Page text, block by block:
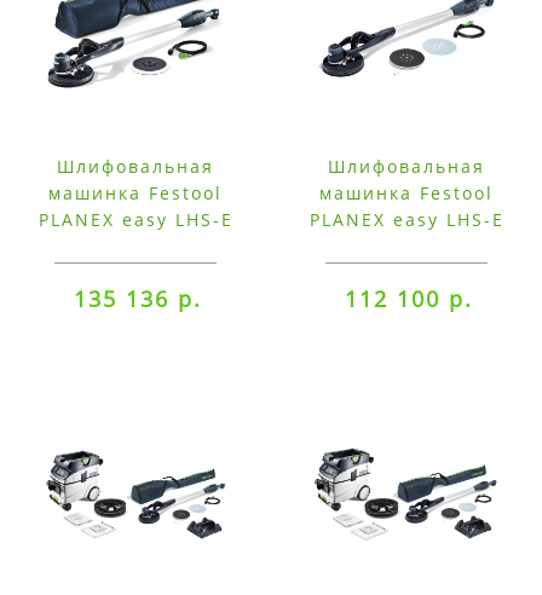
Шлифовальная
машинка Festool
PLANEX easy LHS-E
135 136 р.
Шлифовальная
машинка Festool
PLANEX easy LHS-E
112 100 р.